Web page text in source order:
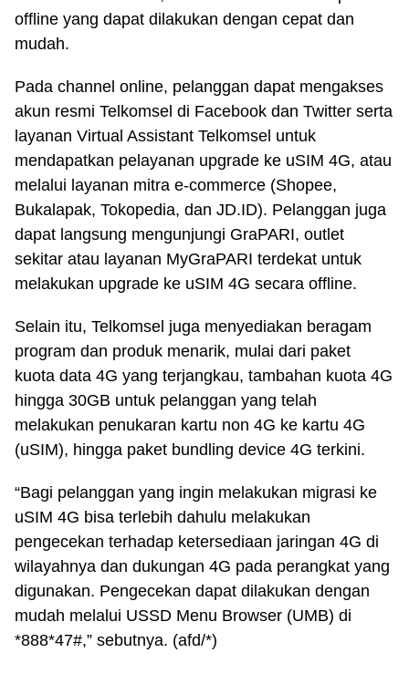
offline yang dapat dilakukan dengan cepat dan
mudah.
Pada channel online, pelanggan dapat mengakses
akun resmi Telkomsel di Facebook dan Twitter serta
layanan Virtual Assistant Telkomsel untuk
mendapatkan pelayanan upgrade ke uSIM 4G, atau
melalui layanan mitra e-commerce (Shopee,
Bukalapak, Tokopedia, dan JD.ID). Pelanggan juga
dapat langsung mengunjungi GraPARI, outlet
sekitar atau layanan MyGraPARI terdekat untuk
melakukan upgrade ke uSIM 4G secara offline.
Selain itu, Telkomsel juga menyediakan beragam
program dan produk menarik, mulai dari paket
kuota data 4G yang terjangkau, tambahan kuota 4G
hingga 30GB untuk pelanggan yang telah
melakukan penukaran kartu non 4G ke kartu 4G
(uSIM), hingga paket bundling device 4G terkini.
“Bagi pelanggan yang ingin melakukan migrasi ke
uSIM 4G bisa terlebih dahulu melakukan
pengecekan terhadap ketersediaan jaringan 4G di
wilayahnya dan dukungan 4G pada perangkat yang
digunakan. Pengecekan dapat dilakukan dengan
mudah melalui USSD Menu Browser (UMB) di
*888*47#,” sebutnya. (afd/*)